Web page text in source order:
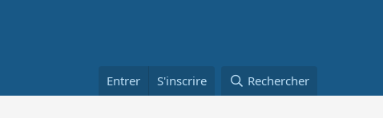
Entrer S'inscrire Rechercher